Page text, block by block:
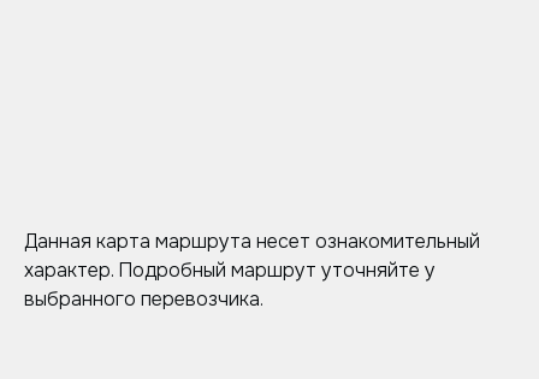
Данная карта маршрута несет ознакомительный
характер. Подробный маршрут уточняйте у
выбранного перевозчика.